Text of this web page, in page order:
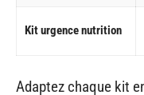
Kit urgence nutrition
Adaptez chaque kit